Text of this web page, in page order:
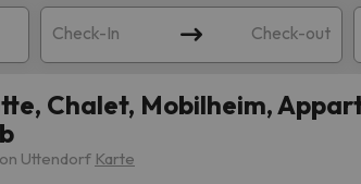
Check-In Check-out
Chalet, Mobilheim,
Uttendorf Karte